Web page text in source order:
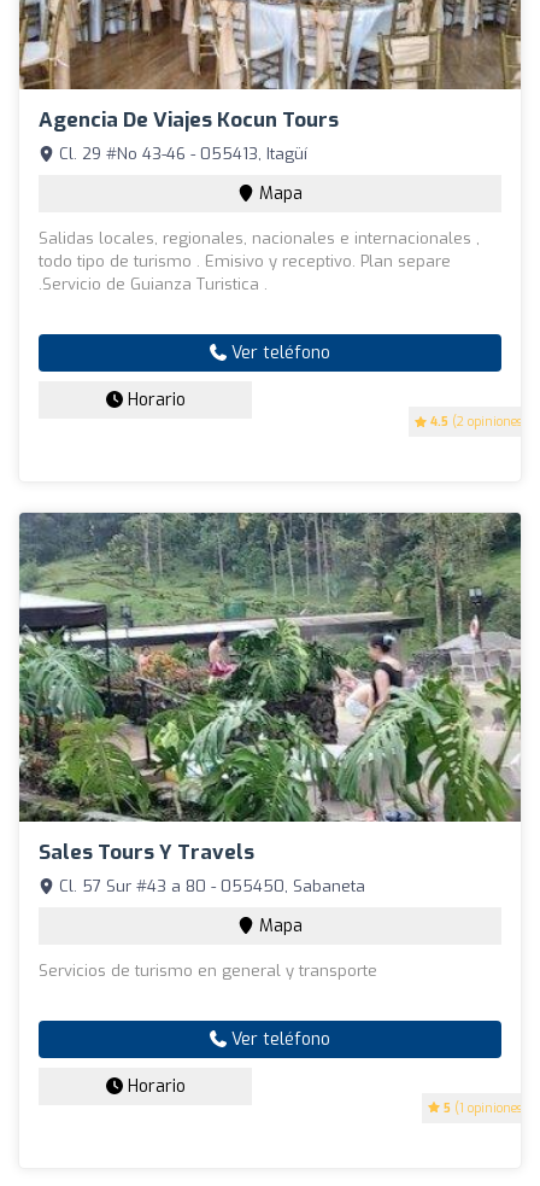
Agencia De Viajes Kocun Tours
4.5 (2 opiniones)
Cl. 29 #No 43-46 - 055413, Itagüí
Mapa
Salidas locales, regionales, nacionales e internacionales ,
todo tipo de turismo . Emisivo y receptivo. Plan separe
.Servicio de Guianza Turistica .
Ver teléfono
Horario
Sales Tours Y Travels
5 (1 opiniones)
Cl. 57 Sur #43 a 80 - 055450, Sabaneta
Mapa
Servicios de turismo en general y transporte
Ver teléfono
Horario